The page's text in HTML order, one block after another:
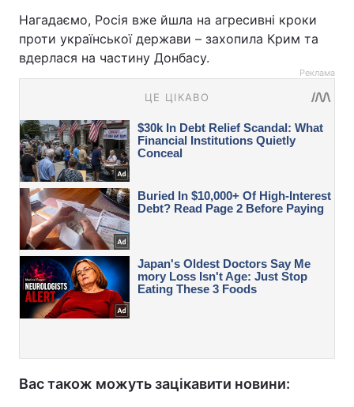
Нагадаємо, Росія вже йшла на агресивні кроки
проти української держави – захопила Крим та
вдерлася на частину Донбасу.
Реклама
Вас також можуть зацікавити новини: